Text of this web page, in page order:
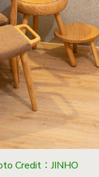
Credit：JINHO